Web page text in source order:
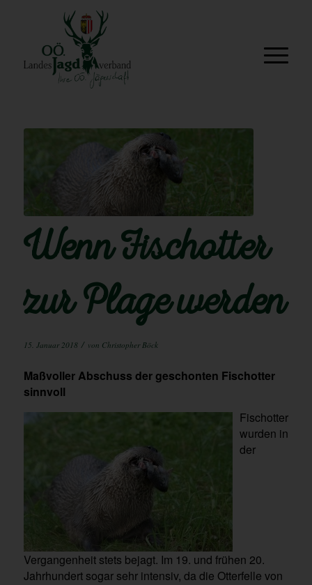
Wenn Fischotter
zur Plage werden
15. Januar 2018 / von Christopher Böck
Maßvoller Abschuss der geschonten Fischotter
sinnvoll
Fischotter
wurden in
der
Vergangenheit stets bejagt. Im 19. und frühen 20.
Jahrhundert sogar sehr intensiv, da die Otterfelle von